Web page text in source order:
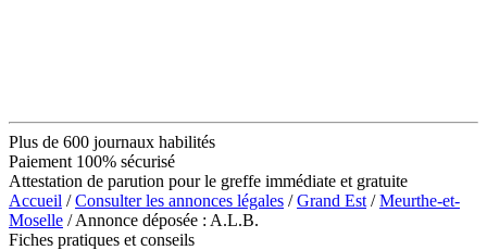
Plus de 600 journaux habilités
Paiement 100% sécurisé
Attestation de parution pour le greffe immédiate et gratuite
Accueil /Consulter les annonces légales /Grand Est /Meurthe-et-
Moselle / Annonce déposée : A.L.B.
Fiches pratiques et conseils